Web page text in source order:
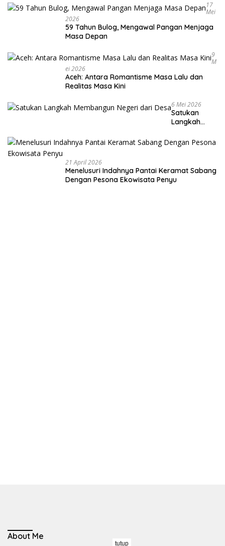
17
Mei
2026
59 Tahun Bulog, Mengawal Pangan Menjaga
Masa Depan
9
M
Ei 2026
Aceh: Antara Romantisme Masa Lalu dan
Realitas Masa Kini
6 Mei 2026
Satukan
Langkah
Negeri dari
Desa
21 April 2026
Menelusuri Indahnya Pantai Keramat Sabang
Dengan Pesona Ekowisata Penyu
About Me
tutup